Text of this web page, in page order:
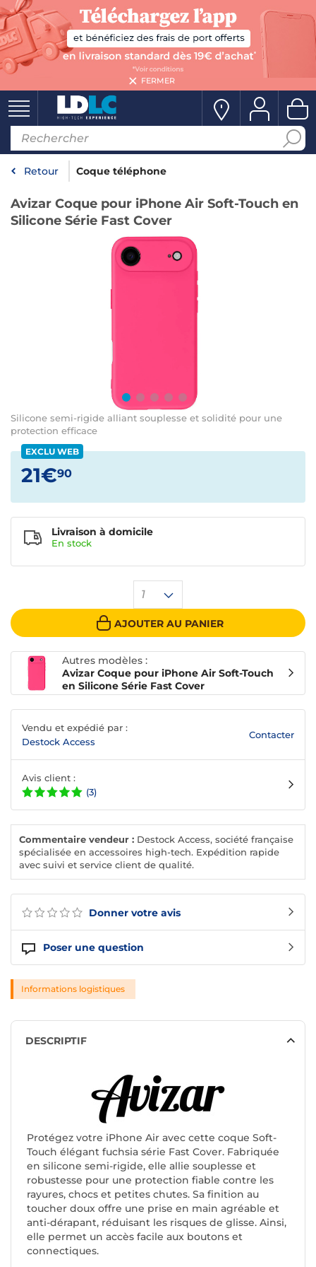
FERMER
Retour Coque téléphone
Avizar Coque pour iPhone Air Soft-Touch en
Silicone Série Fast Cover
Silicone semi-rigide alliant souplesse et solidité pour une
protection efficace
Donner votre avis
Poser une question
EXCLU WEB
21€90
1
AJOUTER AU PANIER
Livraison à domicile
En stock
Autres modèles :
Avizar Coque pour iPhone Air Soft-Touch
en Silicone Série Fast Cover
Vendu et expédié par :
Destock Access
Contacter
Avis client :
(3)
Commentaire vendeur : Destock Access, société française
spécialisée en accessoires high-tech. Expédition rapide
avec suivi et service client de qualité.
Informations logistiques
DESCRIPTIF
Protégez votre iPhone Air avec cette coque Soft-
Touch élégant fuchsia série Fast Cover. Fabriquée
en silicone semi-rigide, elle allie souplesse et
robustesse pour une protection fiable contre les
rayures, chocs et petites chutes. Sa finition au
toucher doux offre une prise en main agréable et
anti-dérapant, réduisant les risques de glisse. Ainsi,
elle permet un accès facile aux boutons et
connectiques.